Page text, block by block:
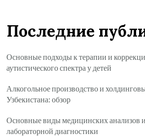
Последние
Основные подходы к терапии и
аутистического спектра у детей
Алкогольное производство и
Узбекистана: обзор
Основные виды медицинских анализов
лабораторной диагностики